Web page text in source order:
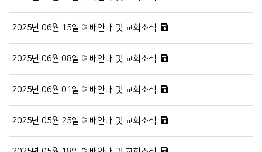
2025년 06월 15일 예배안내 및 교회소식
2025년 06월 08일 예배안내 및 교회소식
2025년 06월 01일 예배안내 및 교회소식
2025년 05월 25일 예배안내 및 교회소식